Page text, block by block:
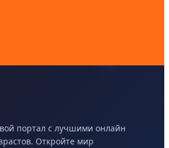
портал с лучшими онлайн
Откройте мир